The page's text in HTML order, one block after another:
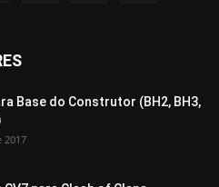
Base do Construtor (BH2, BH3,
2017